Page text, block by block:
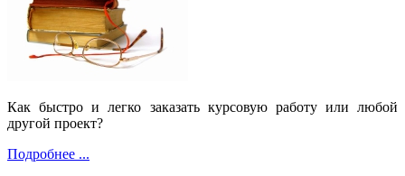
Как быстро и легко заказать курсовую работу или любой
другой проект?
Подробнее ...